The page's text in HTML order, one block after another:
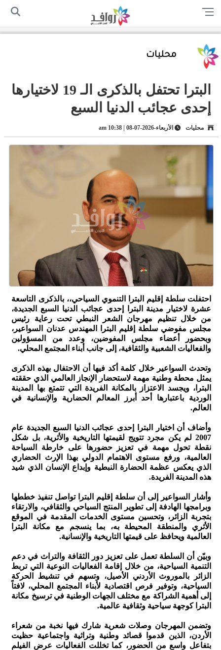
الرئيسية سياسة الخصوصية
محليات
البترا تحتفل بالذكرى الـ 19 لاختيارها
إحدى عجائب الدنيا السبع
محليات الأربعاء-2026-07-08 | 10:38 am
احتفلت سلطة إقليم البترا التنموي السياحي،، بالذكرى التاسعة
عشرة لاختيار مدينة البترا إحدى عجائب الدنيا السبع الجديدة،
من خلال تنظيم مهرجان الشعر النبطي تحت رعاية رئيس
مجلس مفوضي سلطة إقليم البترا المهندس عدنان السواعير،
وبحضور أعضاء مجلس المفوضين، وعدد من المسؤولين
والفعاليات الشعبية والثقافية، إلى جانب أبناء المجتمع المحلي.
وتحدث السواعير خلال كلمة أكد فيها أن الاحتفال بهذه الذكرى
يمثل محطة وطنية مهمة لاستحضار الإنجاز العالمي الذي حققته
البترا، ويجسد الاعتزاز بالمكانة الفريدة التي تتمتع بها المدينة
الوردية باعتبارها أحد أبرز المعالم الحضارية والإنسانية في
العالم.
وأضاف أن اختيار البترا إحدى عجائب الدنيا السبع الجديدة عام
2007 لم يكن مجرد تتويج لقيمتها التاريخية والأثرية، بل شكل
نقطة تحول مهمة في تعزيز حضورها على خارطة السياحة
العالمية، ورفع مستوى الاهتمام الدولي بهذا الإرث الحضاري
الذي يعكس عظمة الحضارة النبطية وإبداع الإنسان الذي شيد
هذه المدينة الفريدة.
وأشار السواعير إلى أن سلطة إقليم البترا تواصل تنفيذ خططها
وبرامجها الهادفة إلى تطوير المنتج السياحي والثقافي، والارتقاء
بتجربة الزائر، وتحسين مستوى الخدمات المقدمة في الموقع
الأثري والمنطقة المحيطة به، بما ينسجم مع مكانة البترا
العالمية ويحافظ على قيمتها التاريخية والإنسانية.
وبيّن أن السلطة تعمل على تعزيز دور الثقافة والتراث في دعم
التنمية السياحية، من خلال إقامة الفعاليات النوعية التي تربط
الزائر بالموروث الأردني الأصيل، وتسهم في تنشيط الحركة
السياحية، وتوفير فرص اقتصادية لأبناء المجتمع المحلي، لافتاً
إلى أهمية الشراكة مع مختلف الجهات الوطنية في ترسيخ مكانة
البترا كوجهة سياحية وثقافية عالمية.
وتضمن المهرجان وصلات شعرية شارك فيها نخبة من شعراء
الأردن، الذين قدموا قصائد وطنية وتراثية واجتماعية حظيت
بتفاعل واسع من الحضور، كما تخللت الفعاليات عرض الفيلم